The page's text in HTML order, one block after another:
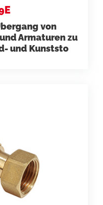
von
Armaturen zu
und Kunststo